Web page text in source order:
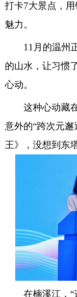
打卡7大景点，
魅力。
11月的温州正
的山水，让习惯
心动。
这种心动藏在
意外的“跨次元
王》，没想到东
在楠溪江，“